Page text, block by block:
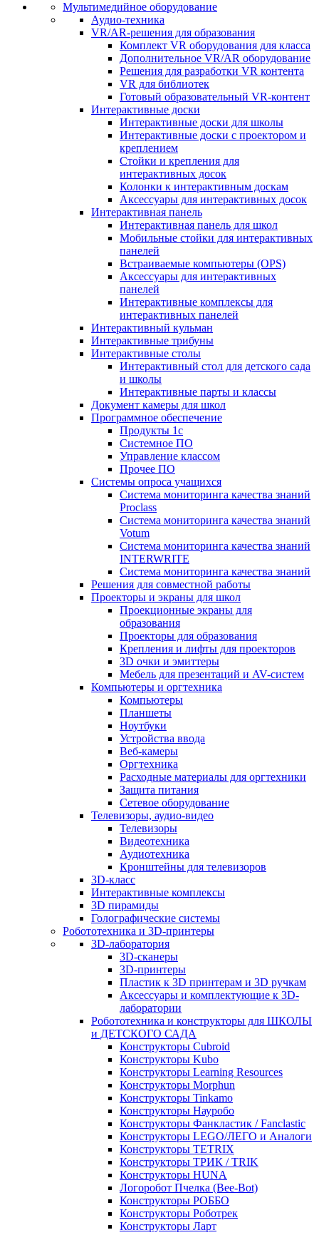
Мультимедийное оборудование
Аудио-техника
VR/AR-решения для образования
Комплект VR оборудования для класса
Дополнительное VR/AR оборудование
Решения для разработки VR контента
VR для библиотек
Готовый образовательный VR-контент
Интерактивные доски
Интерактивные доски для школы
Интерактивные доски с проектором и
креплением
Стойки и крепления для
интерактивных досок
Колонки к интерактивным доскам
Аксессуары для интерактивных досок
Интерактивная панель
Интерактивная панель для школ
Мобильные стойки для интерактивных
панелей
Встраиваемые компьютеры (OPS)
Аксессуары для интерактивных
панелей
Интерактивные комплексы для
интерактивных панелей
Интерактивный кульман
Интерактивные трибуны
Интерактивные столы
Интерактивный стол для детского сада
и школы
Интерактивные парты и классы
Документ камеры для школ
Программное обеспечение
Продукты 1с
Системное ПО
Управление классом
Прочее ПО
Системы опроса учащихся
Система мониторинга качества знаний
Proclass
Система мониторинга качества знаний
Votum
Система мониторинга качества знаний
INTERWRITE
Система мониторинга качества знаний
Решения для совместной работы
Проекторы и экраны для школ
Проекционные экраны для
образования
Проекторы для образования
Крепления и лифты для проекторов
3D очки и эмиттеры
Мебель для презентаций и AV-систем
Компьютеры и оргтехника
Компьютеры
Планшеты
Ноутбуки
Устройства ввода
Веб-камеры
Оргтехника
Расходные материалы для оргтехники
Защита питания
Сетевое оборудование
Телевизоры, аудио-видео
Телевизоры
Видеотехника
Аудиотехника
Кронштейны для телевизоров
3D-класс
Интерактивные комплексы
3D пирамиды
Голографические системы
Робототехника и 3D-принтеры
3D-лаборатория
3D-сканеры
3D-принтеры
Пластик к 3D принтерам и 3D ручкам
Аксессуары и комплектующие к 3D-
лаборатории
Робототехника и конструкторы для ШКОЛЫ
и ДЕТСКОГО САДА
Конструкторы Cubroid
Конструкторы Kubo
Конструкторы Learning Resources
Конструкторы Morphun
Конструкторы Tinkamo
Конструкторы Науробо
Конструкторы Фанкластик / Fanclastic
Конструкторы LEGO/ЛЕГО и Аналоги
Конструкторы TETRIX
Конструкторы ТРИК / TRIK
Конструкторы HUNA
Логоробот Пчелка (Bee-Bot)
Конструкторы РОББО
Конструкторы Роботрек
Конструкторы Ларт